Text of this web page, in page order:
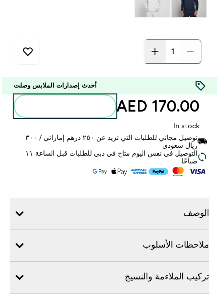
أحدث إصدارات الملابس وصلت
170.00 AED‎
In stock
توصيل مجاني للطلبات التي تزيد عن ٢٥٠ درهم إماراتي / ٣٠٠
ريال سعودي
التوصيل في نفس اليوم متاح في دبي للطلبات قبل الساعة ١١
صباحًا
الوصف
ملاحظات الأسلوب
تركيب الملاءمة والنسيج